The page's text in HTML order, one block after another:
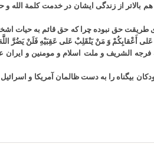
از زندگی ایشان در خدمت کلمة الله و
طریقت حق نبوده چرا که حق قائم به حیات
أَعْقابِكُمْ وَ مَنْ يَنْقَلِبْ عَلى‌ عَقِبَيْهِ فَلَنْ يَضُرَّ
الشریف و ملت اسلام و مومنین و ایران
بیگناه را به دست ظالمان آمریکا و